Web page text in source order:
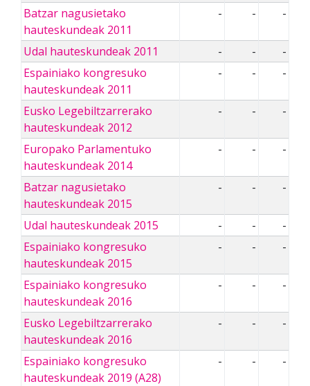
Batzar nagusietako
hauteskundeak 2011
- - -
Udal hauteskundeak 2011 - -
-
Espainiako kongresuko
hauteskundeak 2011
- - -
Eusko Legebiltzarrerako
hauteskundeak 2012
- - -
Europako Parlamentuko
hauteskundeak 2014
- - -
Batzar nagusietako
hauteskundeak 2015
- - -
Udal hauteskundeak 2015 - -
-
Espainiako kongresuko
hauteskundeak 2015
- - -
Espainiako kongresuko
hauteskundeak 2016
- - -
Eusko Legebiltzarrerako
hauteskundeak 2016
- - -
Espainiako kongresuko
hauteskundeak 2019 (A28)
- - -